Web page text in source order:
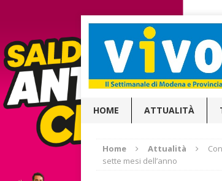
HOME ATTUALITÀ
Home Attualità
sette mesi dell’anno